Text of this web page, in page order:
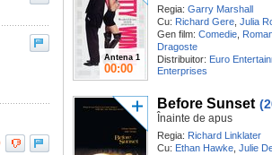
Antena 1
00:00
Regia: Garry Marshall
Cu: Richard Gere Julia
Gen film: Comedie
Dragoste
Distribuitor: Euro
Enterprises
Before Sunset
Înainte de apus
Regia: Richard Linklater
Cu: Ethan Hawke Julie